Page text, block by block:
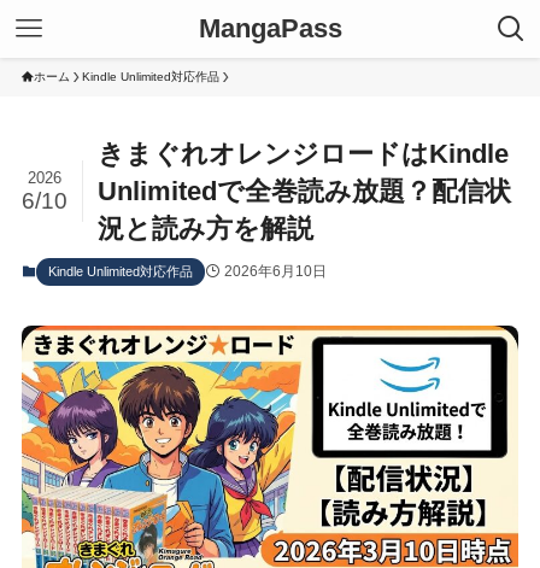
MangaPass
ホーム Kindle Unlimited対応作品
きまぐれオレンジロードはKindle
Unlimitedで全巻読み放題？配信状
況と読み方を解説
2026
6/10
Kindle Unlimited対応作品 2026年6月10日